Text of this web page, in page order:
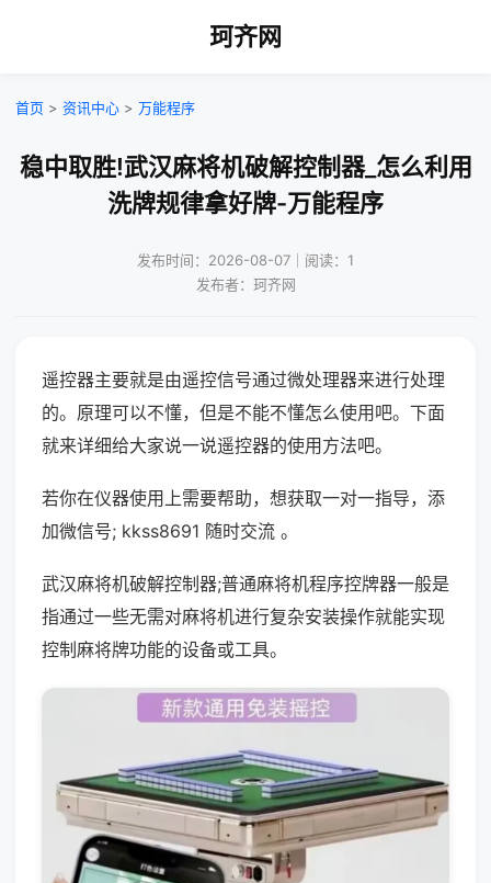
珂齐网
首页 > 资讯中心 > 万能程序
稳中取胜!武汉麻将机破解控制器_怎么利用
洗牌规律拿好牌-万能程序
发布时间：2026-08-07｜阅读：1
发布者：珂齐网
遥控器主要就是由遥控信号通过微处理器来进行处理
的。原理可以不懂，但是不能不懂怎么使用吧。下面
就来详细给大家说一说遥控器的使用方法吧。
若你在仪器使用上需要帮助，想获取一对一指导，添
加微信号; kkss8691 随时交流 。
武汉麻将机破解控制器;普通麻将机程序控牌器一般是
指通过一些无需对麻将机进行复杂安装操作就能实现
控制麻将牌功能的设备或工具。